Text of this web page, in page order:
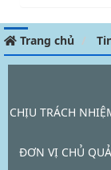
Trang chủ
CHỊU TRÁCH
ĐƠN VỊ CHỦ